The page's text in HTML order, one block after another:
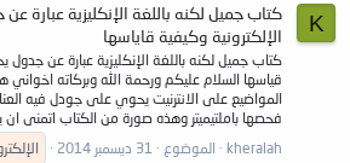
K
كتاب جميل لكنه باللغة الإنكليزية عبارة
الإلكترونية وكيفية قاياسها
كتاب جميل لكنه باللغة الإنكليزية عبارة عن جدول
قياسها السلام عليكم ورحمة الله وبركاته
المواضيع على الانترنيت يحوي على جودل فيه
فحصها باملتيميتر وهذه صورة من الكتاب اتمنى ان
kheralah
الموضوع 31 ديسمبر 2014